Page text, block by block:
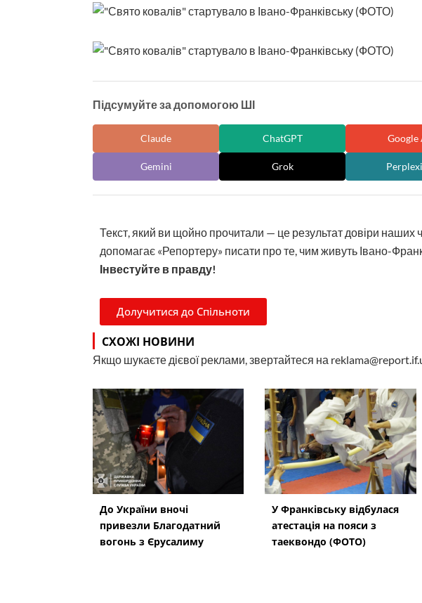
Підсумуйте за допомогою ШІ
Claude ChatGPT Google
Gemini Grok
Текст, який ви щойно прочитали — це результат довіри наших
допомагає «Репортеру» писати про те, чим живуть Івано-
Інвестуйте в правду!
Долучитися до Спільноти
СХОЖІ НОВИНИ
Якщо шукаєте дієвої реклами, звертайтеся на
До України вночі
привезли Благодатний
вогонь з Єрусалиму
У Франківську відбулася
атестація на пояси з
таеквондо (ФОТО)